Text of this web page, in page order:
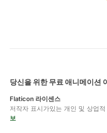
당신을 위한 무료 애니메이션
Flaticon 라이센스
저작자 표시가있는 개인 및 상업
보